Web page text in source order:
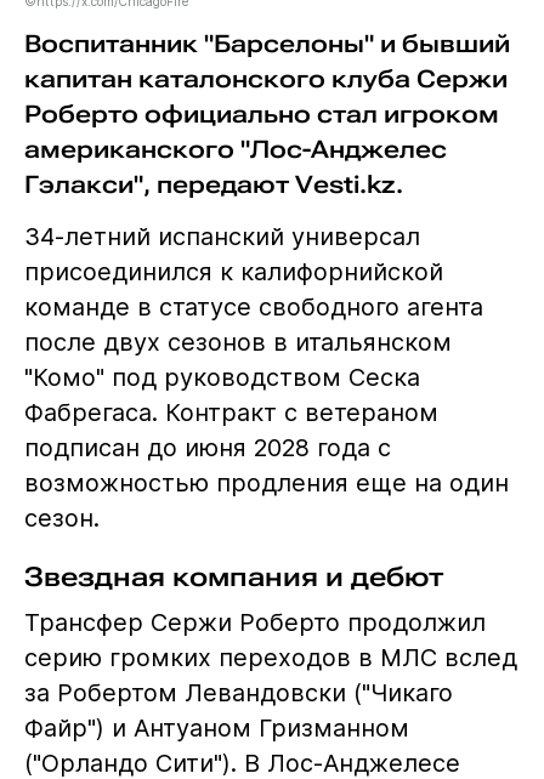
Воспитанник "Барселоны" и бывший
капитан каталонского клуба Сержи
Роберто официально стал игроком
американского "Лос-Анджелес
Гэлакси", передают Vesti.kz.
34-летний испанский универсал
присоединился к калифорнийской
команде в статусе свободного агента
после двух сезонов в итальянском
"Комо" под руководством Сеска
Фабрегаса. Контракт с ветераном
подписан до июня 2028 года с
возможностью продления еще на один
сезон.
Звездная компания и дебют
Трансфер Сержи Роберто продолжил
серию громких переходов в МЛС вслед
за Робертом Левандовски ("Чикаго
Файр") и Антуаном Гризманном
("Орландо Сити"). В Лос-Анджелесе